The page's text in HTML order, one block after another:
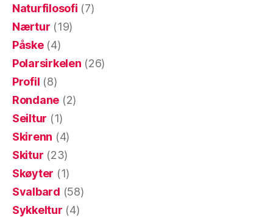
Naturfilosofi (7)
Nærtur (19)
Påske(4)
Polarsirkelen (26)
Profil (8)
Rondane (2)
Seiltur (1)
Skirenn (4)
Skitur (23)
Skøyter (1)
Svalbard (58)
Sykkeltur (4)